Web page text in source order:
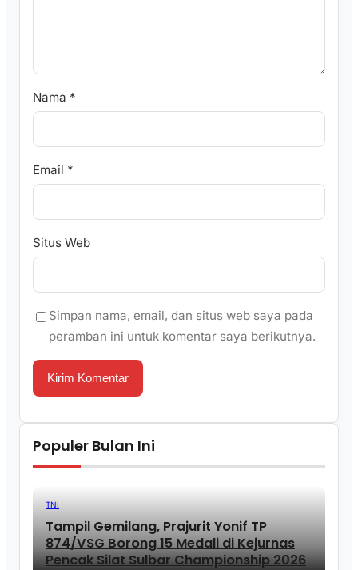
Nama *
Email *
Situs Web
Simpan nama, email, dan situs web saya pada
peramban ini untuk komentar saya berikutnya.
Populer Bulan Ini
TNI
Tampil Gemilang, Prajurit Yonif TP
874/VSG Borong 15 Medali di Kejurnas
Pencak Silat Sulbar Championship 2026